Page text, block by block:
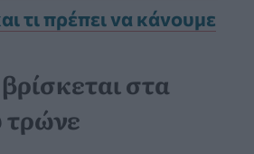
τι πρέπει να κάνουμε
στα
τρώνε